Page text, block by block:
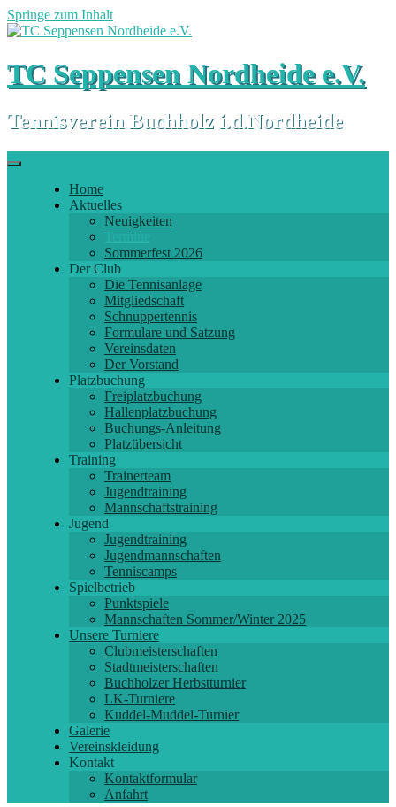
Springe zum Inhalt
TC Seppensen Nordheide e.V.
Tennisverein Buchholz i.d.Nordheide
Home
Aktuelles
Neuigkeiten
Sommerfest 2026
Der Club
Die Tennisanlage
Mitgliedschaft
Schnuppertennis
Formulare und Satzung
Vereinsdaten
Der Vorstand
Platzbuchung
Freiplatzbuchung
Hallenplatzbuchung
Buchungs-Anleitung
Platzübersicht
Training
Trainerteam
Jugendtraining
Mannschaftstraining
Jugend
Jugendtraining
Jugendmannschaften
Tenniscamps
Spielbetrieb
Punktspiele
Mannschaften Sommer/Winter 2025
Unsere Turniere
Clubmeisterschaften
Stadtmeisterschaften
Buchholzer Herbstturnier
LK-Turniere
Kuddel-Muddel-Turnier
Galerie
Vereinskleidung
Kontakt
Kontaktformular
Anfahrt